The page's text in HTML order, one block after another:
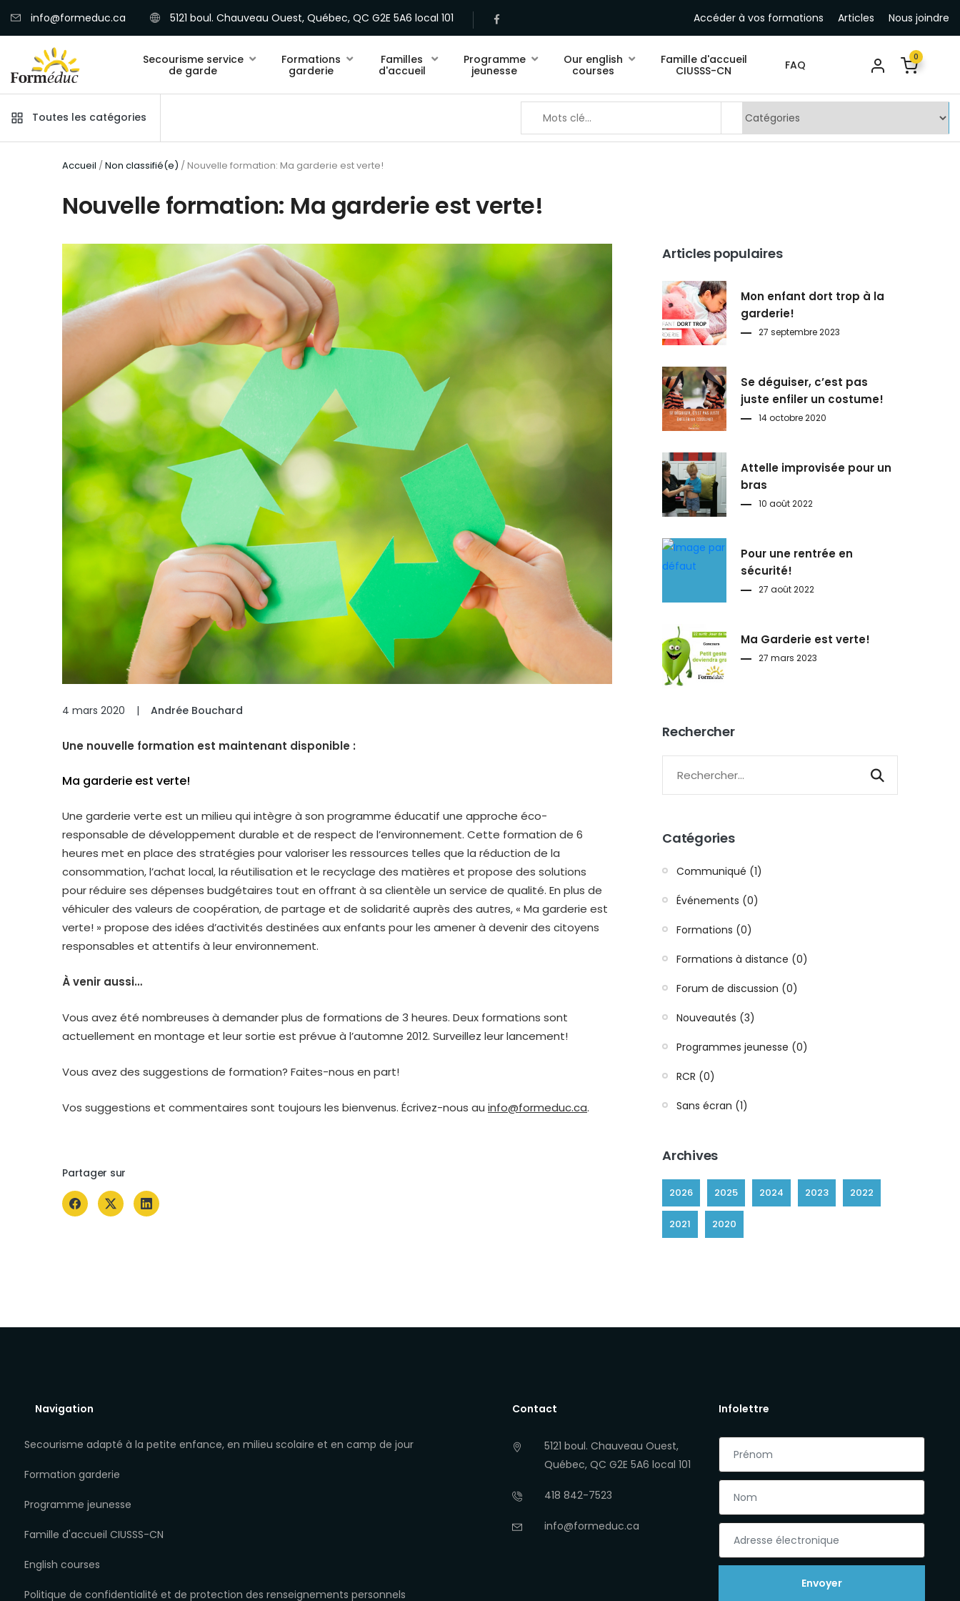
info@formeduc.ca 5121 boul. Chauveau Ouest, Québec, QC G2E 5A6 local 101 Accéder à vos formations Articles Nous joindre
Secourisme service
de garde
Formations
garderie
Familles
d'accueil
Programme
jeunesse
Our english
courses
Famille d'accueil
CIUSSS-CN
FAQ
0
Toutes les catégories
Accueil /Non classifié(e) / Nouvelle formation: Ma garderie est verte!
Nouvelle formation: Ma garderie est verte!
4 mars 2020 | Andrée Bouchard
Une nouvelle formation est maintenant disponible :
Ma garderie est verte!
Une garderie verte est un milieu qui intègre à son programme éducatif une approche éco-
responsable de développement durable et de respect de l’environnement. Cette formation de 6
heures met en place des stratégies pour valoriser les ressources telles que la réduction de la
consommation, l’achat local, la réutilisation et le recyclage des matières et propose des solutions
pour réduire ses dépenses budgétaires tout en offrant à sa clientèle un service de qualité. En plus de
véhiculer des valeurs de coopération, de partage et de solidarité auprès des autres, « Ma garderie est
verte! » propose des idées d’activités destinées aux enfants pour les amener à devenir des citoyens
responsables et attentifs à leur environnement.
À venir aussi…
Vous avez été nombreuses à demander plus de formations de 3 heures. Deux formations sont
actuellement en montage et leur sortie est prévue à l’automne 2012. Surveillez leur lancement!
Vous avez des suggestions de formation? Faites-nous en part!
Vos suggestions et commentaires sont toujours les bienvenus. Écrivez-nous au info@formeduc.ca.
Partager sur
Articles populaires
Mon enfant dort trop à la
garderie!
27 septembre 2023
Se déguiser, c’est pas
juste enfiler un costume!
14 octobre 2020
Attelle improvisée pour un
bras
10 août 2022
Pour une rentrée en
sécurité!
27 août 2022
Ma Garderie est verte!
27 mars 2023
Rechercher
Catégories
Communiqué (1)
Événements (0)
Formations (0)
Formations à distance (0)
Forum de discussion (0)
Nouveautés (3)
Programmes jeunesse (0)
RCR (0)
Sans écran (1)
Archives
2026 2025 2024 2023 2022
2021 2020
Navigation
Secourisme adapté à la petite enfance, en milieu scolaire et en camp de jour
Formation garderie
Programme jeunesse
Famille d'accueil CIUSSS-CN
English courses
Politique de confidentialité et de protection des renseignements personnels
Contact
5121 boul. Chauveau Ouest,
Québec, QC G2E 5A6 local 101
418 842-7523
info@formeduc.ca
Infolettre
Envoyer